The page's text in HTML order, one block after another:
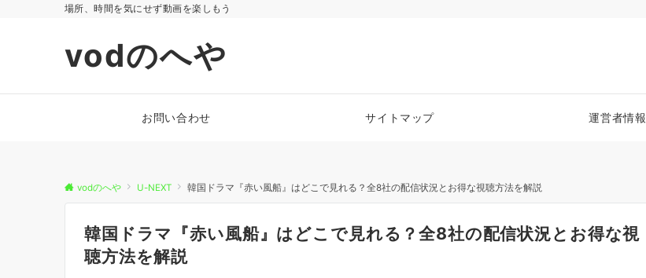
場所、時間を気にせず動画を楽しもう
vodのへや
お問い合わせ サイトマップ 運営者情報
vodのへや U-NEXT 韓国ドラマ『赤い風船』はどこで見れる？全8社の配信状況とお得な視聴方法を解説
韓国ドラマ『赤い風船』はどこで見れる？全8社の配信状況とお得な視
聴方法を解説